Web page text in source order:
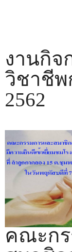
งานกิจ
วิชาชีพ
2562
คณะกร